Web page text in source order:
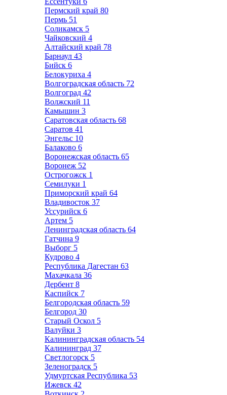
Пермский край 80
Пермь 51
Соликамск 5
Чайковский 4
Алтайский край 78
Барнаул 43
Бийск 6
Белокуриха 4
Волгоградская область 72
Волгоград 42
Волжский 11
Камышин 3
Саратовская область 68
Саратов 41
Энгельс 10
Балаково 6
Воронежская область 65
Воронеж 52
Острогожск 1
Семилуки 1
Приморский край 64
Владивосток 37
Уссурийск 6
Артем 5
Ленинградская область 64
Гатчина 9
Выборг 5
Кудрово 4
Республика Дагестан 63
Махачкала 36
Дербент 8
Каспийск 7
Белгородская область 59
Белгород 30
Старый Оскол 5
Валуйки 3
Калининградская область 54
Калининград 37
Светлогорск 5
Зеленоградск 5
Удмуртская Республика 53
Ижевск 42